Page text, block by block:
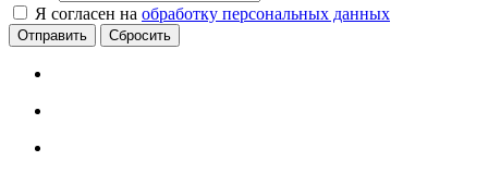
Я согласен на обработку персональных данных
Сбросить